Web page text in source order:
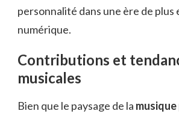
personnalité dans une ère de plus
numérique.
Contributions et
musicales
Bien que le paysage de la